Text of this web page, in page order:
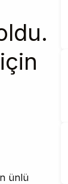
ünlü